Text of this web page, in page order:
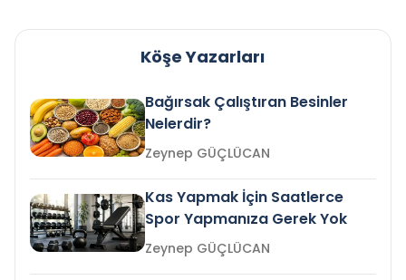
Köşe Yazarları
Bağırsak Çalıştıran Besinler
Nelerdir?
Zeynep GÜÇLÜCAN
Kas Yapmak İçin Saatlerce
Spor Yapmanıza Gerek Yok
Zeynep GÜÇLÜCAN